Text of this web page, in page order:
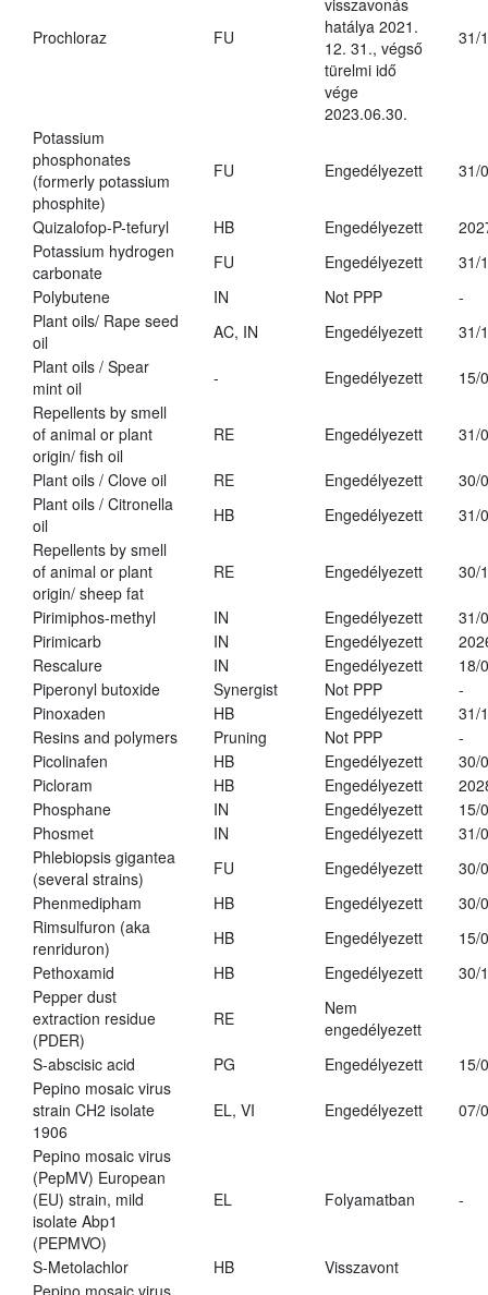
Prochloraz FU
visszavonás
hatálya 2021.
12. 31., végső
türelmi idő
vége
2023.06.30.
31/
Potassium
phosphonates
(formerly potassium
phosphite)
FU Engedélyezett 31/
Quizalofop-P-tefuryl HB Engedélyezett
Potassium hydrogen
carbonate
FU Engedélyezett
31/
Polybutene
IN Not PPP
-
Plant oils/ Rape seed
oil
AC, IN Engedélyezett
31/
Plant oils / Spear
mint oil
- Engedélyezett
15/
Repellents by smell
of animal or plant
origin/ fish oil
RE Engedélyezett 31/
Plant oils / Clove oil RE Engedélyezett
30/
Plant oils / Citronella
oil
HB Engedélyezett
31/
Repellents by smell
of animal or plant
origin/ sheep fat
RE Engedélyezett 30/
Pirimiphos-methyl IN Engedélyezett
31/
Pirimicarb
IN Engedélyezett
Rescalure
IN Engedélyezett
18/
Piperonyl butoxide
Synergist Not PPP
-
Pinoxaden
HB Engedélyezett
31/
Resins and polymers
Pruning Not PPP
-
Picolinafen
HB Engedélyezett
30/
Picloram
HB Engedélyezett
Phosphane
IN Engedélyezett
15/
Phosmet
IN Engedélyezett
31/
Phlebiopsis gigantea
(several strains)
FU Engedélyezett
30/
Phenmedipham
HB Engedélyezett
30/
Rimsulfuron (aka
renriduron)
HB Engedélyezett
15/
Pethoxamid
HB Engedélyezett
30/
Pepper dust
extraction residue
(PDER)
RE
Nem
engedélyezett
S-abscisic acid
PG Engedélyezett
15/
Pepino mosaic virus
strain CH2 isolate
1906
EL, VI Engedélyezett 07/
Pepino mosaic virus
(PepMV) European
(EU) strain, mild
isolate Abp1
(PEPMVO)
EL Folyamatban -
S-Metolachlor HB
Visszavont